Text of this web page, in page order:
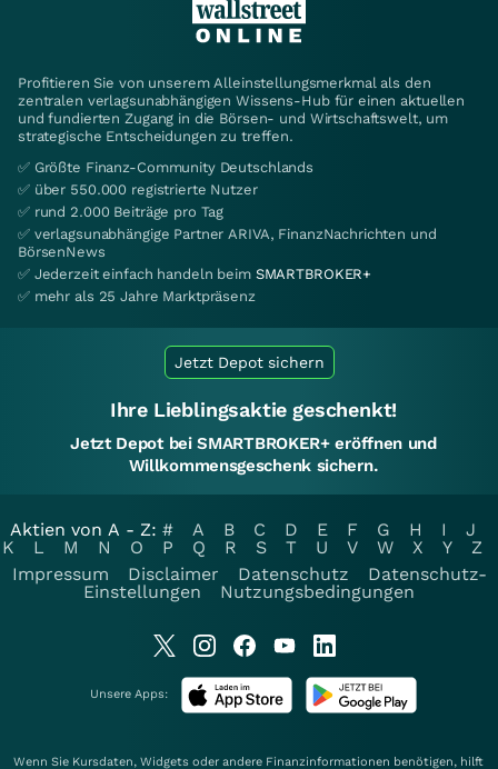
Profitieren Sie von unserem Alleinstellungsmerkmal als den
zentralen verlagsunabhängigen Wissens-Hub für einen aktuellen
und fundierten Zugang in die Börsen- und Wirtschaftswelt, um
strategische Entscheidungen zu treffen.
✅ Größte Finanz-Community Deutschlands
✅ über 550.000 registrierte Nutzer
✅ rund 2.000 Beiträge pro Tag
✅ verlagsunabhängige Partner ARIVA, FinanzNachrichten und
BörsenNews
✅ Jederzeit einfach handeln beim SMARTBROKER+
✅ mehr als 25 Jahre Marktpräsenz
Jetzt Depot sichern
Ihre Lieblingsaktie geschenkt!
Jetzt Depot bei SMARTBROKER+ eröffnen und
Willkommensgeschenk sichern.
Aktien von A - Z: # A B C D E F G H I
J
K
L M N O P Q R S T U V W X Y
Z
Impressum
Disclaimer Datenschutz
Datenschutz-
Einstellungen
Nutzungsbedingungen
Unsere Apps:
Wenn Sie Kursdaten, Widgets oder andere Finanzinformationen benötigen, hilft